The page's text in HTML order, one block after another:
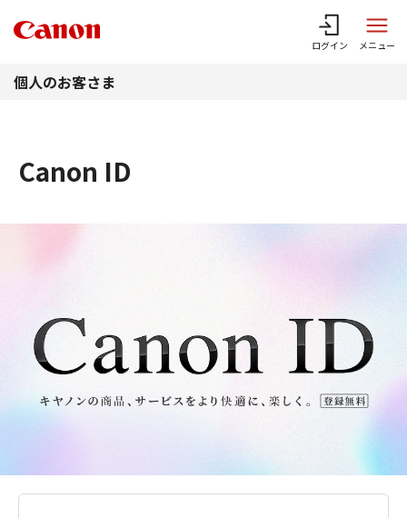
ログイン メニュー
個人のお客さま
Canon ID